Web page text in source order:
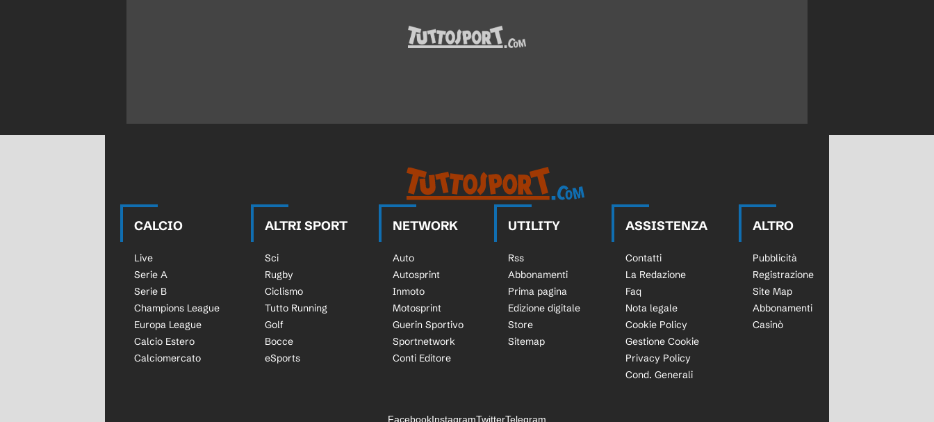
CALCIO
Live
Serie A
Serie B
Champions League
Europa League
Calcio Estero
Calciomercato
ALTRI SPORT
Sci
Rugby
Ciclismo
Tutto Running
Golf
Bocce
eSports
NETWORK
Auto
Autosprint
Inmoto
Motosprint
Guerin Sportivo
Sportnetwork
Conti Editore
UTILITY
Rss
Abbonamenti
Prima pagina
Edizione digitale
Store
Sitemap
ASSISTENZA
Contatti
La Redazione
Faq
Nota legale
Cookie Policy
Gestione Cookie
Privacy Policy
Cond. Generali
ALTRO
Pubblicità
Registrazione
Site Map
Abbonamenti
Casinò
FacebookInstagramTwitterTelegram